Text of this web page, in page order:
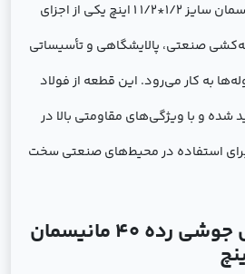
تبدیل جوشی رده 40 مانیسمان سایز 1/2*1/2 1 اینچ یکی از اجزای
صنعتی، پالایشگاهی و تأسیساتی
به کار می‌رود. این قطعه از فولاد
شده و با ویژگی‌های مقاومتی بالا در
برای استفاده در محیط‌های صنعتی سخت
ویژگی‌های تبدیل جوشی رده 40 مانیسمان